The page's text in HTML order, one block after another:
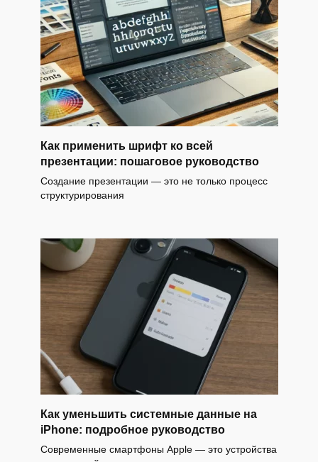
Как применить шрифт ко всей
презентации: пошаговое руководство
Создание презентации — это не только процесс
структурирования
Как уменьшить системные данные на
iPhone: подробное руководство
Современные смартфоны Apple — это устройства